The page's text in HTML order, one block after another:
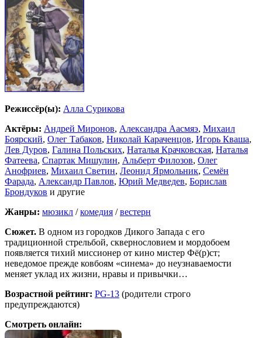
Режиссёр(ы): Алла Сурикова
Актёры: Андрей Миронов, Александра Аасмяэ, Михаил
Боярский, Олег Табаков, Николай Караченцов, Игорь Кваша,
Лев Дуров, Галина Польских, Наталья Крачковская, Наталья
Фатеева, Спартак Мишулин, Альберт Филозов, Олег
Анофриев, Михаил Светин, Леонид Ярмольник, Семён
Фарада, Александр Павлов, Юрий Медведев, Борислав
Брондуков и другие
Жанры: мюзикл /комедия /вестерн
Сюжет. В одном из городков Дикого Запада с его
традиционной стрельбой, сквернословием и мордобоем
появляется тихий миссионер от кино мистер Фё(р)ст;
неведомое прежде ковбоям «синема» до неузнаваемости
меняет уклад их жизни, нравы и привычки…
Возрастной рейтинг: PG-13 (родители строго
предупреждаются)
Смотреть онлайн: